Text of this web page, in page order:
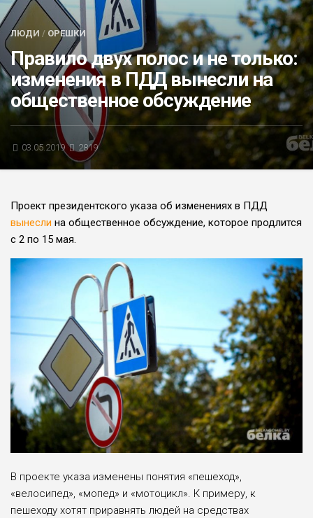
БЛИЦ-ОПРОС
АФИША
ЛЮДИ / ОРЕШКИ
Правило двух полос и не только:
изменения в ПДД вынесли на
общественное обсуждение
03.05.2019 2819
Проект президентского указа об изменениях в ПДД
вынесли на общественное обсуждение, которое продлится
с 2 по 15 мая.
В проекте указа изменены понятия «пешеход»,
«велосипед», «мопед» и «мотоцикл». К примеру, к
пешеходу хотят приравнять людей на средствах